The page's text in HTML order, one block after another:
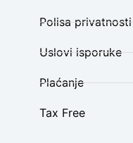
Polisa privatnosti
Uslovi isporuke
Plaćanje
Tax Free